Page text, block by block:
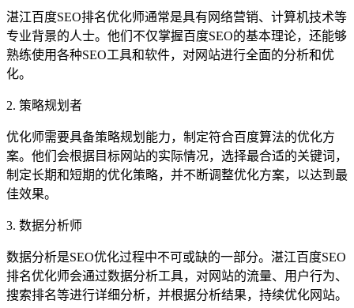
湛江百度SEO排名优化师通常是具有网络营销、计算机技术等
专业背景的人士。他们不仅掌握百度SEO的基本理论，还能够
熟练使用各种SEO工具和软件，对网站进行全面的分析和优
化。
2. 策略规划者
优化师需要具备策略规划能力，制定符合百度算法的优化方
案。他们会根据目标网站的实际情况，选择最合适的关键词，
制定长期和短期的优化策略，并不断调整优化方案，以达到最
佳效果。
3. 数据分析师
数据分析是SEO优化过程中不可或缺的一部分。湛江百度SEO
排名优化师会通过数据分析工具，对网站的流量、用户行为、
搜索排名等进行详细分析，并根据分析结果，持续优化网站。